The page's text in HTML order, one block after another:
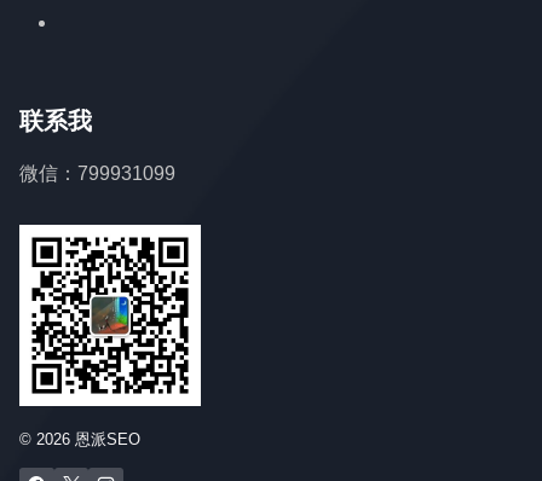
联系我
微信：799931099
© 2026 恩派SEO